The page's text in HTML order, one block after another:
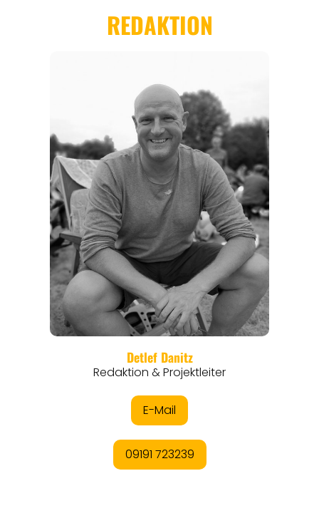
REGIONEN
EVENTS
REISEFÜHRER
REISEMAGAZINE
THEMEN
ANGEBOTE